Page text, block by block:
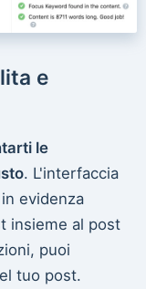
e
le
. L'interfaccia
evidenza
insieme al post
puoi
tuo post.